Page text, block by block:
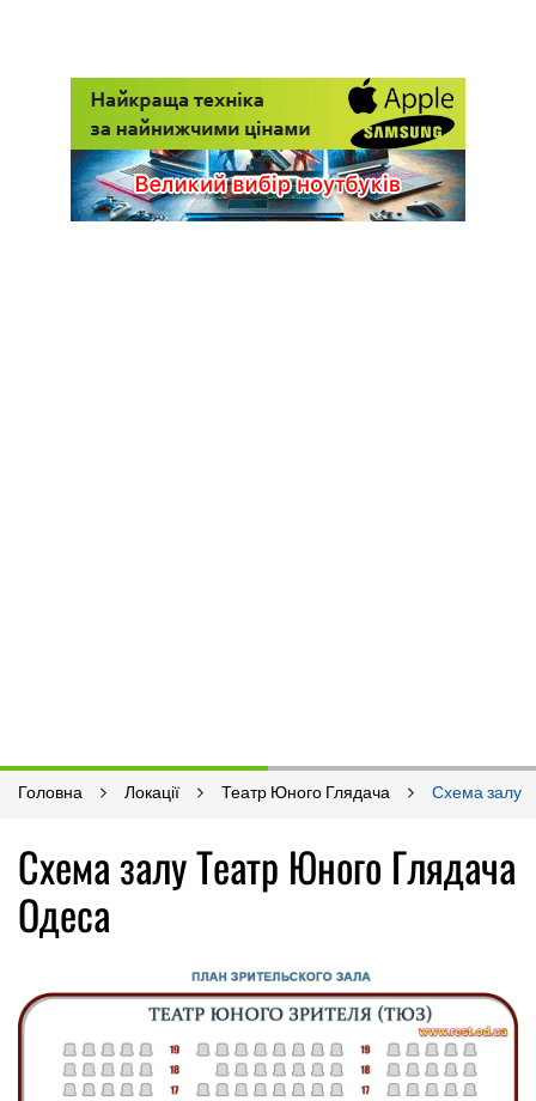
Головна Локації Театр Юного Глядача Схема залу
Схема залу Театр Юного Глядача
Одеса